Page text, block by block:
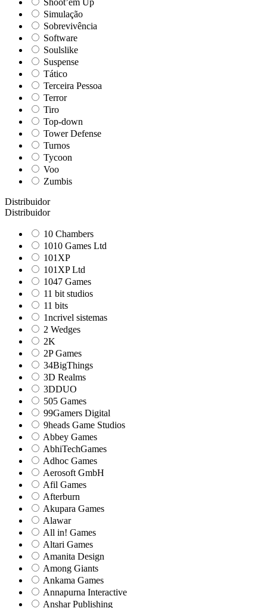
Shoot’em Up
Simulação
Sobrevivência
Software
Soulslike
Suspense
Tático
Terceira Pessoa
Terror
Tiro
Top-down
Tower Defense
Turnos
Tycoon
Voo
Zumbis
Distribuidor
Distribuidor
10 Chambers
1010 Games Ltd
101XP
101XP Ltd
1047 Games
11 bit studios
11 bits
1ncrivel sistemas
2 Wedges
2K
2P Games
34BigThings
3D Realms
3DDUO
505 Games
99Gamers Digital
9heads Game Studios
Abbey Games
AbhiTechGames
Adhoc Games
Aerosoft GmbH
Afil Games
Afterburn
Akupara Games
Alawar
All in! Games
Altari Games
Amanita Design
Among Giants
Ankama Games
Annapurna Interactive
Anshar Publishing